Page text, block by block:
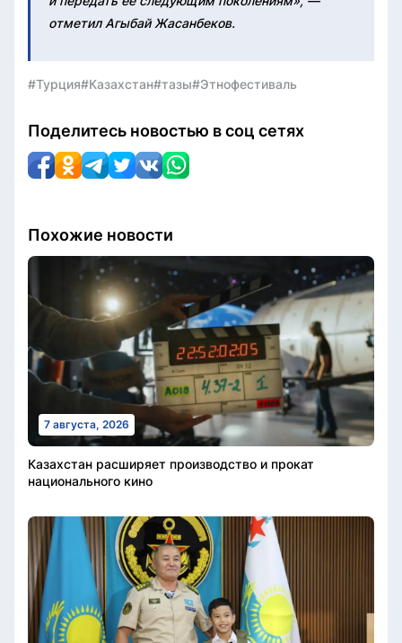
отметил Агыбай Жасанбеков.
#Турция#Казахстан#тазы#Этнофестиваль
Поделитесь новостью в соц сетях
Похожие новости
7 августа, 2026
Казахстан расширяет производство и прокат
национального кино